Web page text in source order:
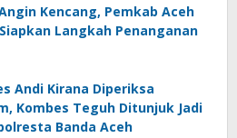
Kencang, Pemkab Aceh
Langkah Penanganan
Andi Kirana Diperiksa
Kombes Teguh Ditunjuk Jadi
Banda Aceh